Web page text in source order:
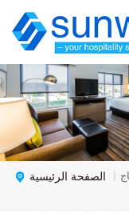
الصفحة الرئيسية |